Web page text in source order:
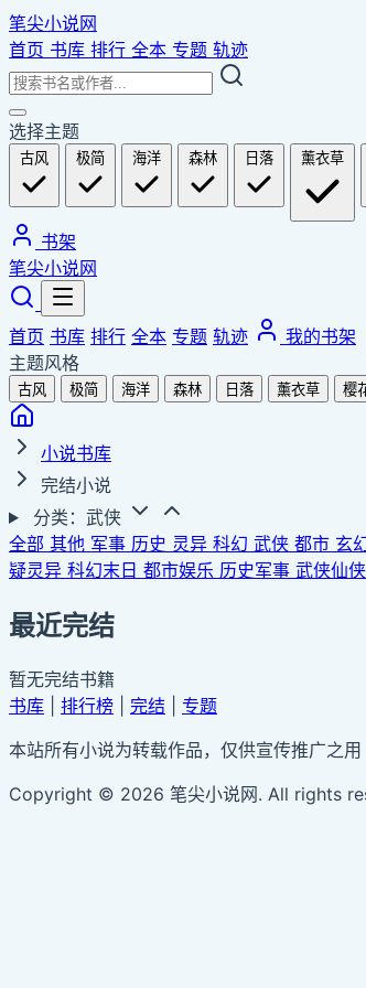
笔尖小说网
首页 书库 排行 全本 专题 轨迹
选择主题
古风 极简 海洋 森林 日落 薰衣草
书架
笔尖小说网
首页 书库 排行 全本 专题 轨迹
我的书架
主题风格
古风 极简 海洋 森林 日落 薰衣草 樱
小说书库
完结小说
分类：武侠
全部 其他 军事 历史 灵异 科幻 武侠 都市 玄
疑灵异 科幻末日 都市娱乐 历史军事 武侠仙侠
最近完结
暂无完结书籍
书库
排行榜 完结
专题
本站所有小说为转载作品，仅供宣传推广之用
Copyright © 2026 笔尖小说网. All rights